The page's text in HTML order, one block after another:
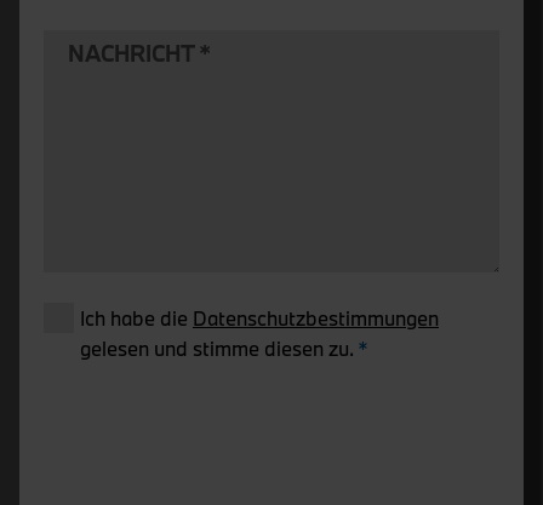
NACHRICHT
Ich habe die Datenschutzbestimmungen
gelesen und stimme diesen zu.